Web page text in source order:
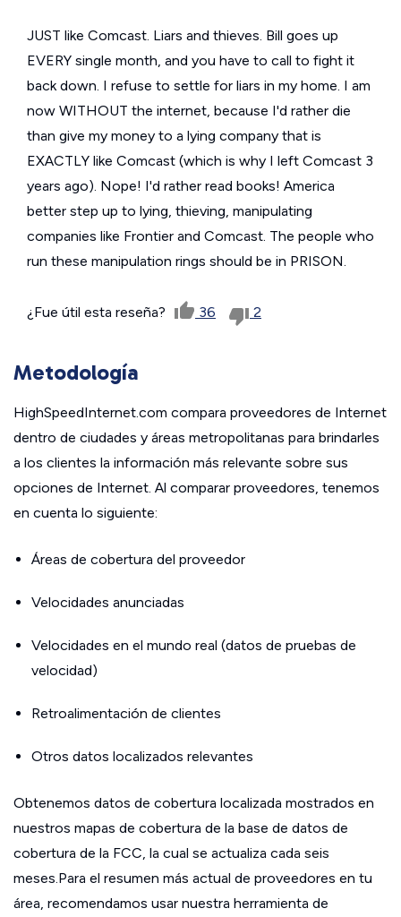
JUST like Comcast. Liars and thieves. Bill goes up
EVERY single month, and you have to call to fight it
back down. I refuse to settle for liars in my home. I am
now WITHOUT the internet, because I'd rather die
than give my money to a lying company that is
EXACTLY like Comcast (which is why I left Comcast 3
years ago). Nope! I'd rather read books! America
better step up to lying, thieving, manipulating
companies like Frontier and Comcast. The people who
run these manipulation rings should be in PRISON.
¿Fue útil esta reseña? 36 2
Metodología
HighSpeedInternet.com compara proveedores de Internet
dentro de ciudades y áreas metropolitanas para brindarles
a los clientes la información más relevante sobre sus
opciones de Internet. Al comparar proveedores, tenemos
en cuenta lo siguiente:
Áreas de cobertura del proveedor
Velocidades anunciadas
Velocidades en el mundo real (datos de pruebas de
velocidad)
Retroalimentación de clientes
Otros datos localizados relevantes
Obtenemos datos de cobertura localizada mostrados en
nuestros mapas de cobertura de la base de datos de
cobertura de la FCC, la cual se actualiza cada seis
meses.Para el resumen más actual de proveedores en tu
área, recomendamos usar nuestra herramienta de